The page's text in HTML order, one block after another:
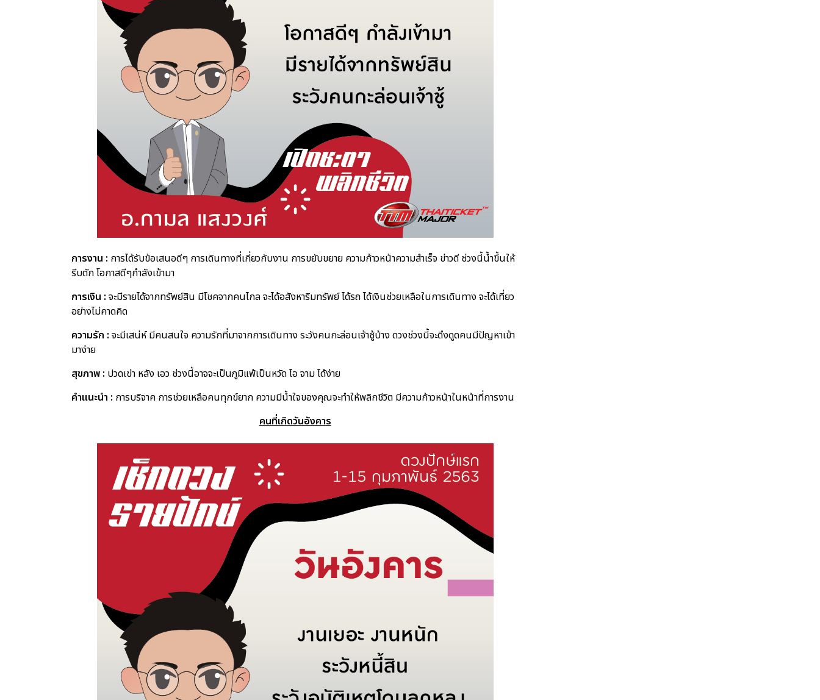
การงาน : การได้รับข้อเสนอดีๆ การเดินทางที่เกี่ยวกับงาน การขยับขยาย ความก้าวหน้าความสำเร็จ ข่าวดี ช่วงนี้น้ำขึ้นให้
รีบตัก โอกาสดีๆกำลังเข้ามา
การเงิน : จะมีรายได้จากทรัพย์สิน มีโชคจากคนไกล จะได้อสังหาริมทรัพย์ ได้รถ ได้เงินช่วยเหลือในการเดินทาง จะได้เที่ยว
อย่างไม่คาดคิด
ความรัก : จะมีเสน่ห์ มีคนสนใจ ความรักที่มาจากการเดินทาง ระวังคนกะล่อนเจ้าชู้บ้าง ดวงช่วงนี้จะดึงดูดคนมีปัญหาเข้า
มาง่าย
สุขภาพ : ปวดเข่า หลัง เอว ช่วงนี้อาจจะเป็นภูมิแพ้เป็นหวัด ไอ จาม ได้ง่าย
คำแนะนำ : การบริจาค การช่วยเหลือคนทุกข์ยาก ความมีน้ำใจของคุณจะทำให้พลิกชีวิต มีความก้าวหน้าในหน้าที่การงาน
คนที่เกิดวันอังคาร